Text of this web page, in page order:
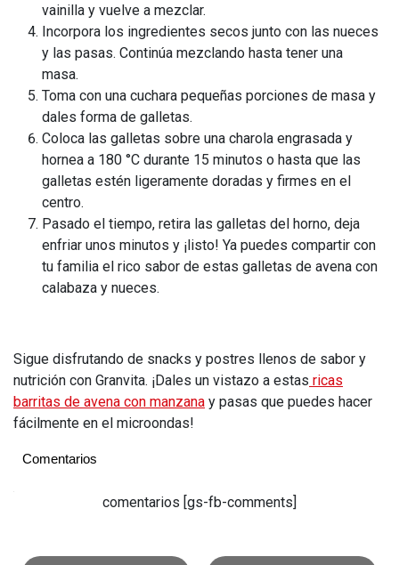
vainilla y vuelve a mezclar.
Incorpora los ingredientes secos junto con las nueces
y las pasas. Continúa mezclando hasta tener una
masa.
Toma con una cuchara pequeñas porciones de masa y
dales forma de galletas.
Coloca las galletas sobre una charola engrasada y
hornea a 180 °C durante 15 minutos o hasta que las
galletas estén ligeramente doradas y firmes en el
centro.
Pasado el tiempo, retira las galletas del horno, deja
enfriar unos minutos y ¡listo! Ya puedes compartir con
tu familia el rico sabor de estas galletas de avena con
calabaza y nueces.
Sigue disfrutando de snacks y postres llenos de sabor y
nutrición con Granvita. ¡Dales un vistazo a estas ricas
barritas de avena con manzana y pasas que puedes hacer
fácilmente en el microondas!
Comentarios
comentarios [gs-fb-comments]